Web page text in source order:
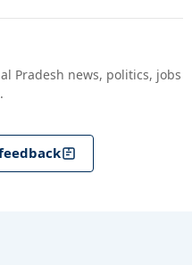
Pradesh news, politics, jobs